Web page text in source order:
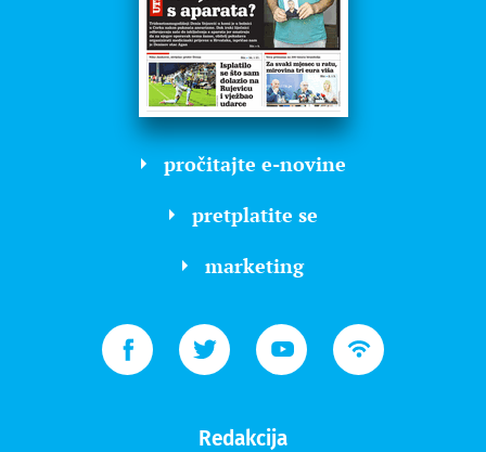
pročitajte e-novine
pretplatite se
marketing
Redakcija